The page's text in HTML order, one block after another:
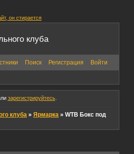
клуба
Поиск Регистрация Войти
зарегистрируйтесь.
клуба »Ярмарка »WTB Бокс под